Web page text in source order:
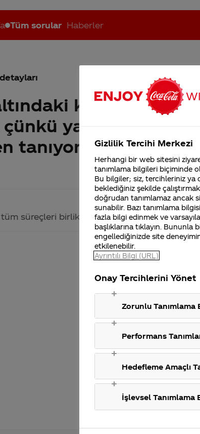
Tüm sorular Haberler
cola İsrail malı mı Yani ... Coca-Cola'nın Filistin'de fabr...
kodları tek
yanlış bir kod
tanıyor ve uyarı
süreçleri birlikte çalıştığımız
Gizlilik Tercihi Merkezi
Herhangi bir web sitesini
tanımlama bilgileri biçiminde
Bu bilgiler; siz, tercihleriniz ya
beklediğiniz şekilde
doğrudan tanımlamaz ancak
sunabilir. Bazı tanımlama
fazla bilgi edinmek ve
başlıklarına tıklayın.
engellediğinizde site
etkilenebilir.
Ayrıntılı Bilgi (URL)
Onay Tercihlerini Yönet
Zorunlu Tanımlama
Performans
Hedefleme Amaçlı
İşlevsel Tanımlama